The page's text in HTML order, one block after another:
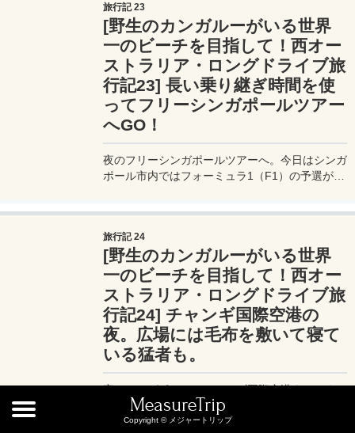
わりすると・・なんと、余分にもう2本分缶ビー
ルを貰う。嬉しいけど、、、あと15分で待ち時
間なんだが（汗）。
旅行記 23
[野生のカンガルーがいる世界
一のビーチを目指して！西オー
ストラリア・ロングドライブ旅
行記23] 長い乗り継ぎ時間を使
ってフリーシンガポールツアー
へGO！
夜のフリーシンガポールツアーへ。今日はシンガ
ポール市内ではフォーミュラ1（F1）の予選が開
旅行記 24
[野生のカンガルーがいる世界
一のビーチを目指して！西オー
ストラリア・ロングドライブ旅
行記24] チャンギ国際空港の
夜。広場には毛布を敷いて寝て
いる猛者も。
夜のシンガポール・チャンギ国際空港ターミナル
3。ここでも私たちはプライオリティパスで使え
る「DNATA LOUNGE」へと向かう。ラウンジの
MeasureTrip
Copyright © メジャートリップ